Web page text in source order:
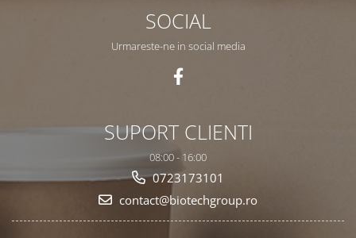
SOCIAL
Urmareste-ne in social media
SUPORT CLIENTI
08:00 - 16:00
0723173101
contact@biotechgroup.ro